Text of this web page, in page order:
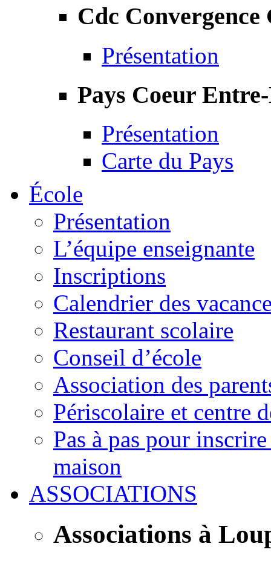
Cdc Convergence
Présentation
Pays Coeur
Présentation
Carte du Pays
École
Présentation
L’équipe enseignante
Inscriptions
Calendrier des
Restaurant scolaire
Conseil d’école
Association des
Périscolaire et centre
Pas à pas pour
maison
ASSOCIATIONS
Associations à